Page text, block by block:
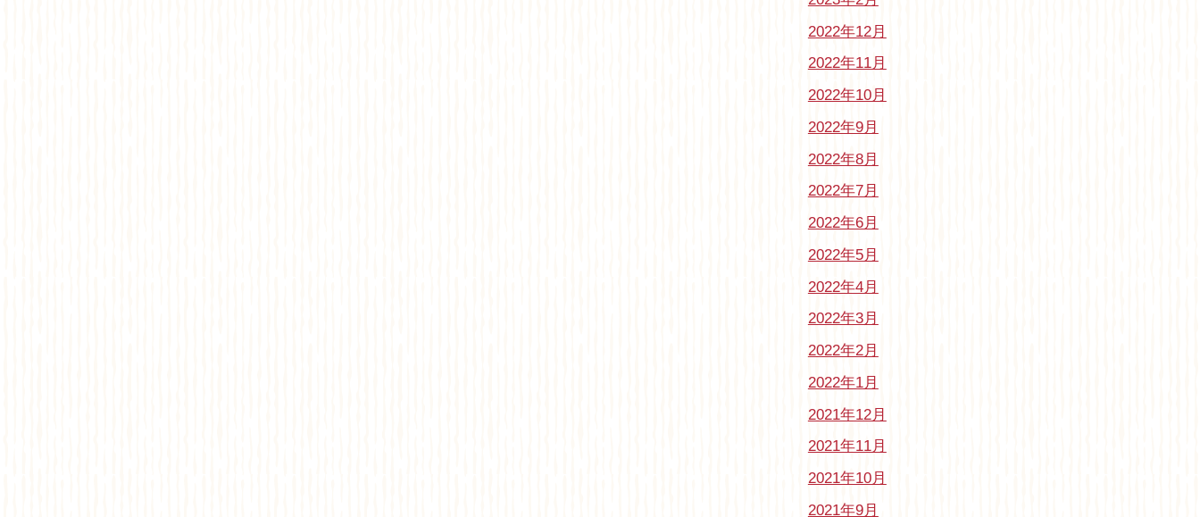
2022年12月
2022年11月
2022年10月
2022年9月
2022年8月
2022年7月
2022年6月
2022年5月
2022年4月
2022年3月
2022年2月
2022年1月
2021年12月
2021年11月
2021年10月
2021年9月